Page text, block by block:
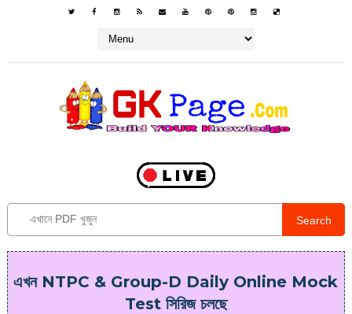
Search
এখন NTPC & Group-D Daily Online Mock
Test সিরিজ চলছে